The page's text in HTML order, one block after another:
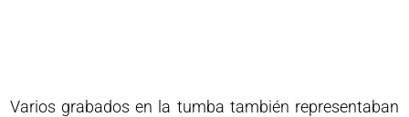
Varios grabados en la tumba también representaban